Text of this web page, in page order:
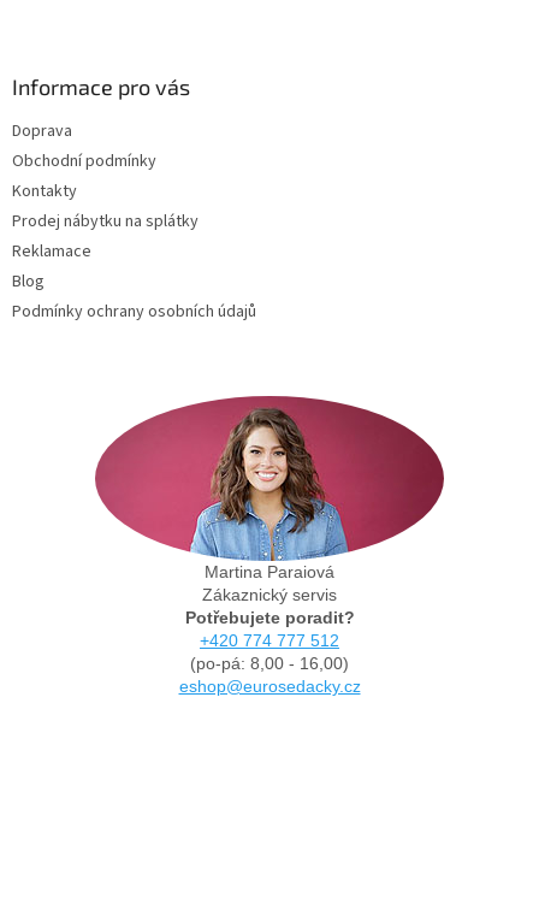
Informace pro vás
Doprava
Obchodní podmínky
Kontakty
Prodej nábytku na splátky
Reklamace
Blog
Podmínky ochrany osobních údajů
Martina Paraiová
Zákaznický servis
Potřebujete poradit?
+420 774 777 512
(po-pá: 8,00 - 16,00)
eshop@eurosedacky.cz